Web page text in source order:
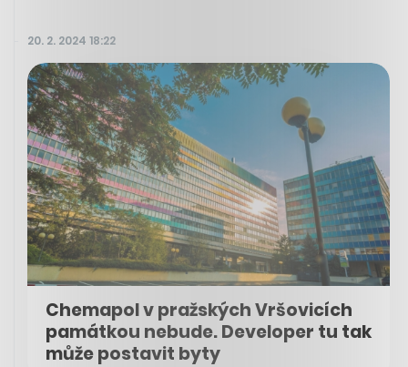
20. 2. 2024 18:22
Chemapol v pražských Vršovicích
památkou nebude. Developer tu tak
může postavit byty